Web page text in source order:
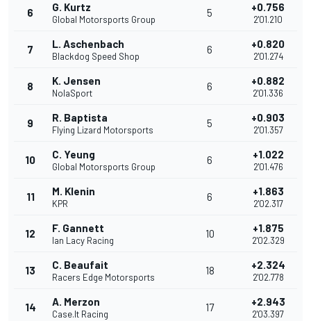
6 G. Kurtz
Global Motorsports Group
5 +0.756
2'01.210
7 L. Aschenbach
Blackdog Speed Shop
6 +0.820
2'01.274
8 K. Jensen
NolaSport
6 +0.882
2'01.336
9 R. Baptista
Flying Lizard Motorsports
5 +0.903
2'01.357
10 C. Yeung
Global Motorsports Group
6 +1.022
2'01.476
11 M. Klenin
KPR
6 +1.863
2'02.317
12 F. Gannett
Ian Lacy Racing
10 +1.875
2'02.329
13 C. Beaufait
Racers Edge Motorsports
18 +2.324
2'02.778
14 A. Merzon
Case.It Racing
17 +2.943
2'03.397